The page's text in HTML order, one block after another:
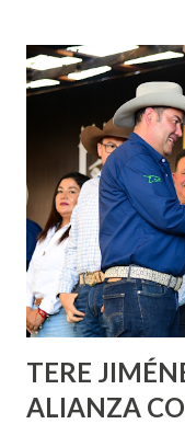
Corazón Urbano y el
informó que en este
metros cuadrados
Nieto, entre Jesús
lo que se aplicará
llevará este
Asunción, Avenida
los edificios
Norias de Paso
TERE
ALIANZA